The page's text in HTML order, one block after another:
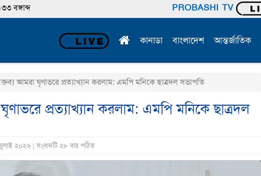
বঙ্গাব্দ PROBASHI TV
কানাডা বাংলাদেশ আন্তর্জাতিক
আমরা ঘৃণাভরে প্রত্যাখ্যান করলাম: এমপি মনিকে ছাত্রদল সভাপতি
প্রত্যাখ্যান করলাম: এমপি মনিকে ছাত্রদল
২০২৬ | সংবাদটি ২৮ বার পঠিত